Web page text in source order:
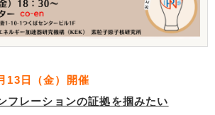
日（金）開催
フレーションの証拠を掴みたい